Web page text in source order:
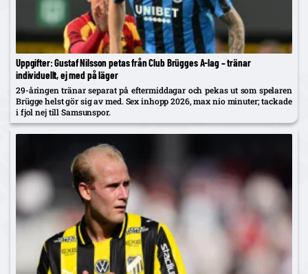
Uppgifter: Gustaf Nilsson petas från Club Brügges A-lag – tränar
individuellt, ej med på läger
29-åringen tränar separat på eftermiddagar och pekas ut som spelaren
Brügge helst gör sig av med. Sex inhopp 2026, max nio minuter; tackade
i fjol nej till Samsunspor.